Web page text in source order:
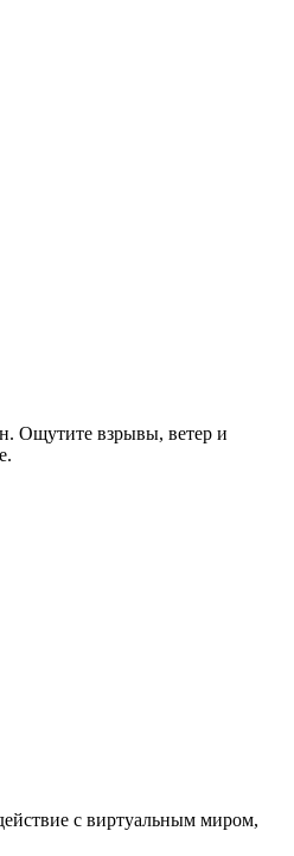
Ощутите взрывы, ветер и
с виртуальным миром,